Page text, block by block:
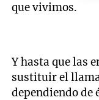
que vivimos.
Y hasta que las
sustituir el
dependiendo de